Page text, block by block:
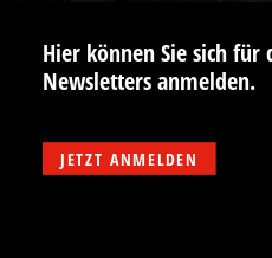
Hier können Sie sich für
Newsletters anmelden.
JETZT ANMELDEN